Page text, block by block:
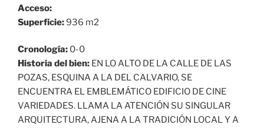
Acceso:
Superficie:936 m2
Cronología: 0-0
Historia del bien: EN LO ALTO DE LA CALLE DE LAS
POZAS, ESQUINA A LA DEL CALVARIO, SE
ENCUENTRA EL EMBLEMÁTICO EDIFICIO DE CINE
VARIEDADES. LLAMA LA ATENCIÓN SU SINGULAR
ARQUITECTURA, AJENA A LA TRADICIÓN LOCAL Y A